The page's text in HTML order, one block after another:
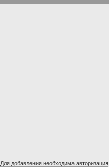
Для добавления необходима авторизация